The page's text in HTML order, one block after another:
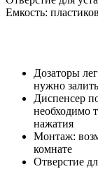
Емкость:
Дозаторы
нужно
Диспенсер
необходимо
нажатия
Монтаж:
комнате
Отверстие